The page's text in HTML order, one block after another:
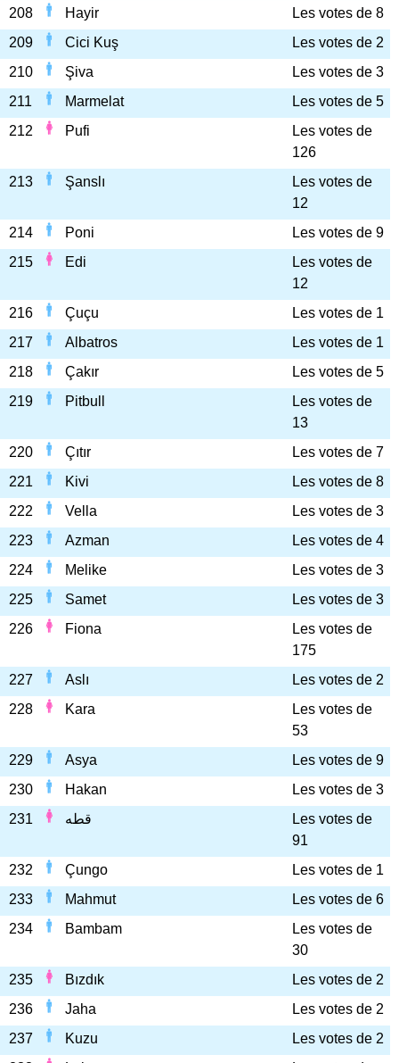
208
Hayir
Les votes de 8
209
Cici Kuş
Les votes de 2
210
Şiva
Les votes de 3
211
Marmelat
Les votes de 5
212
Pufi
Les votes de
126
213
Şanslı
Les votes de
12
214
Poni
Les votes de 9
215
Edi
Les votes de
12
216
Çuçu
Les votes de 1
217
Albatros
Les votes de 1
218
Çakır
Les votes de 5
219
Pitbull
Les votes de
13
220
Çıtır
Les votes de 7
221
Kivi
Les votes de 8
222
Vella
Les votes de 3
223
Azman
Les votes de 4
224
Melike
Les votes de 3
225
Samet
Les votes de 3
226
Fiona
Les votes de
175
227
Aslı
Les votes de 2
228
Kara
Les votes de
53
229
Asya
Les votes de 9
230
Hakan
Les votes de 3
231
قطه
Les votes de
91
232
Çungo
Les votes de 1
233
Mahmut
Les votes de 6
234
Bambam
Les votes de
30
235
Bızdık
Les votes de 2
236
Jaha
Les votes de 2
237
Kuzu
Les votes de 2